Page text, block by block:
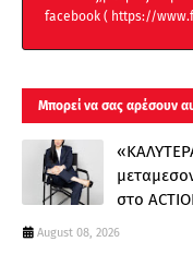
facebook ( https://
Μπορεί να σας αρέσουν
στο
August 08, 2026